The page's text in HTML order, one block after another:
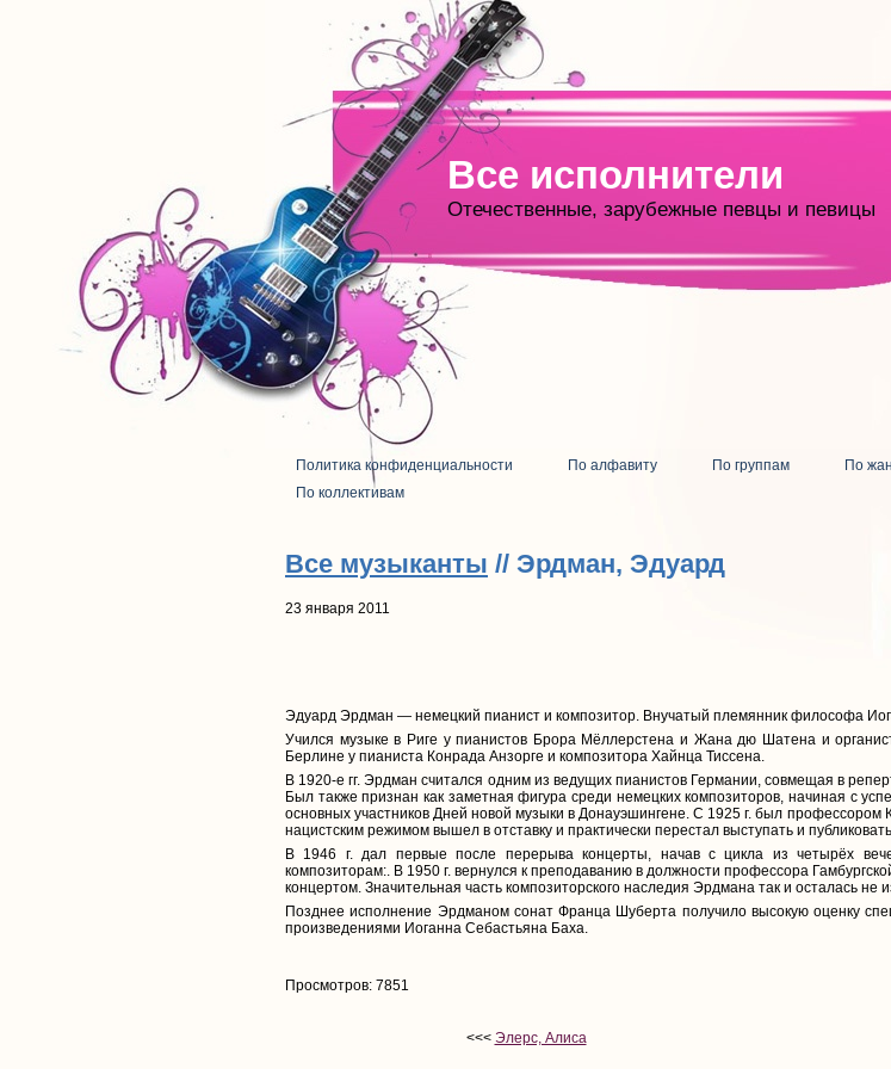
Все исполнители
Отечественные, зарубежные певцы и певицы
Политика конфиденциальности По алфавиту По группам По
По коллективам
Все музыканты // Эрдман, Эдуард
23 января 2011
Эдуард Эрдман — немецкий пианист и композитор. Внучатый племянник философа
Учился музыке в Риге у пианистов Брора Мёллерстена и Жана дю Шатена и
Берлине у пианиста Конрада Анзорге и композитора Хайнца Тиссена.
В 1920-е гг. Эрдман считался одним из ведущих пианистов Германии, совмещая в
Был также признан как заметная фигура среди немецких композиторов, начиная с
основных участников Дней новой музыки в Донауэшингене. С 1925 г. был профессором
нацистским режимом вышел в отставку и практически перестал выступать и
В 1946 г. дал первые после перерыва концерты, начав с цикла из четырёх
композиторам:. В 1950 г. вернулся к преподаванию в должности профессора
концертом. Значительная часть композиторского наследия Эрдмана так и осталась не
Позднее исполнение Эрдманом сонат Франца Шуберта получило высокую оценку
произведениями Иоганна Себастьяна Баха.
Просмотров: 7851
<<< Элерс, Алиса